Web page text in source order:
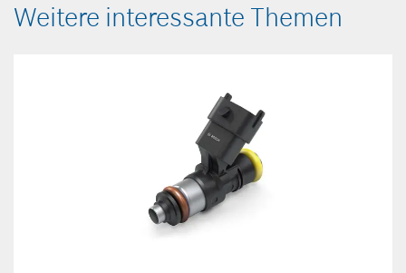
Weitere interessante Themen